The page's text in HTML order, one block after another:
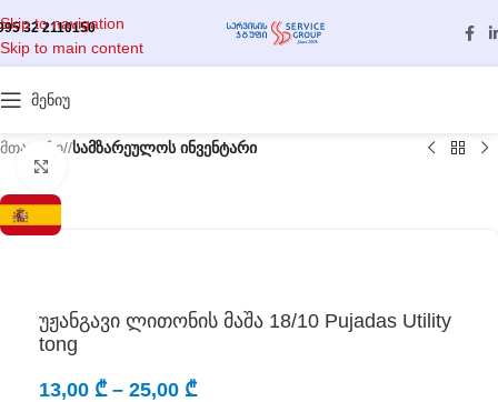
Skip to navigation
Skip to main content
32 2110150
მენიუ
მთავარი/ სამზარეულოს ინვენტარი
უჟანგავი ლითონის მაშა 18/10 Pujadas Utility
tong
13,00 ₾ – 25,00 ₾